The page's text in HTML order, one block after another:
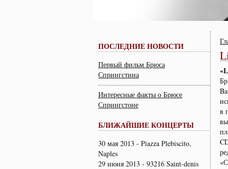
ПОСЛЕДНИЕ НОВОСТИ
Первый фильм Брюса
Спрингстина
Интересные факты о Брюсе
Спрингстоне
БЛИЖАЙШИЕ КОНЦЕРТЫ
30 мая 2013 - Piazza Plebiscito,
Naples
29 июня 2013 - 93216 Saint-denis
«
в